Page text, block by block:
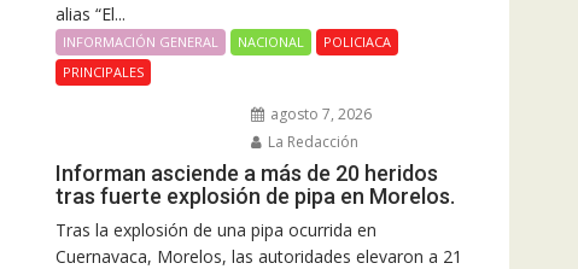
alias “El...
INFORMACIÓN GENERAL NACIONAL
POLICIACA
PRINCIPALES
agosto 7, 2026
La Redacción
Informan asciende a más de 20 heridos
tras fuerte explosión de pipa en Morelos.
Tras la explosión de una pipa ocurrida en
Cuernavaca, Morelos, las autoridades elevaron a 21